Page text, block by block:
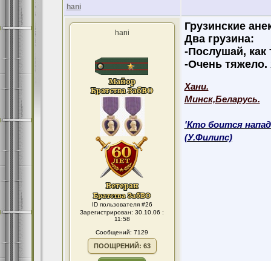
hani
hani
ID пользователя #26
Зарегистрирован: 30.10.06 :
11:58
Сообщений: 7129
ПООЩРЕНИЙ: 63
Грузинские
Два грузина:
-Послушай, как
-Очень тяжело.
Хани.
Минск,Беларусь.
'Кто боится
(У.Филипс)